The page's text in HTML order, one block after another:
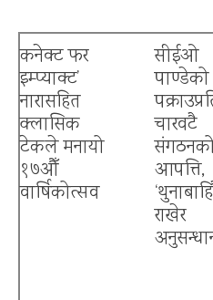
कनेक्ट फर
इम्प्याक्ट’
नारासहित
क्लासिक
टेकले मनायो
१७औँ
वार्षिकोत्सव
सीईओ
पाण्डेको
चारवटै
आपत्ति,
राखेर